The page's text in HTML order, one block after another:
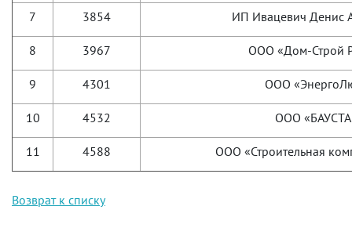
7 3854 ИП Ивацевич Денис
8 3967 ООО «Дом-Строй
9 4301 ООО
10 4532 ООО
11 4588 ООО «Строительная
Возврат к списку